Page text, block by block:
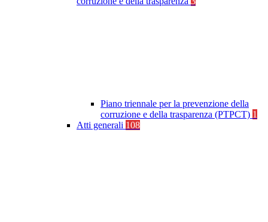
Piano triennale per la prevenzione della
corruzione e della trasparenza (PTPCT) 1
Atti generali 108